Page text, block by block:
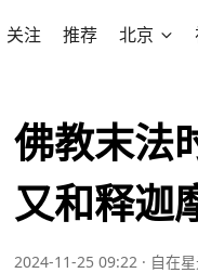
关注 推荐 北京
佛教末法
又和释迦
2024-11-25 09:22 · 自在